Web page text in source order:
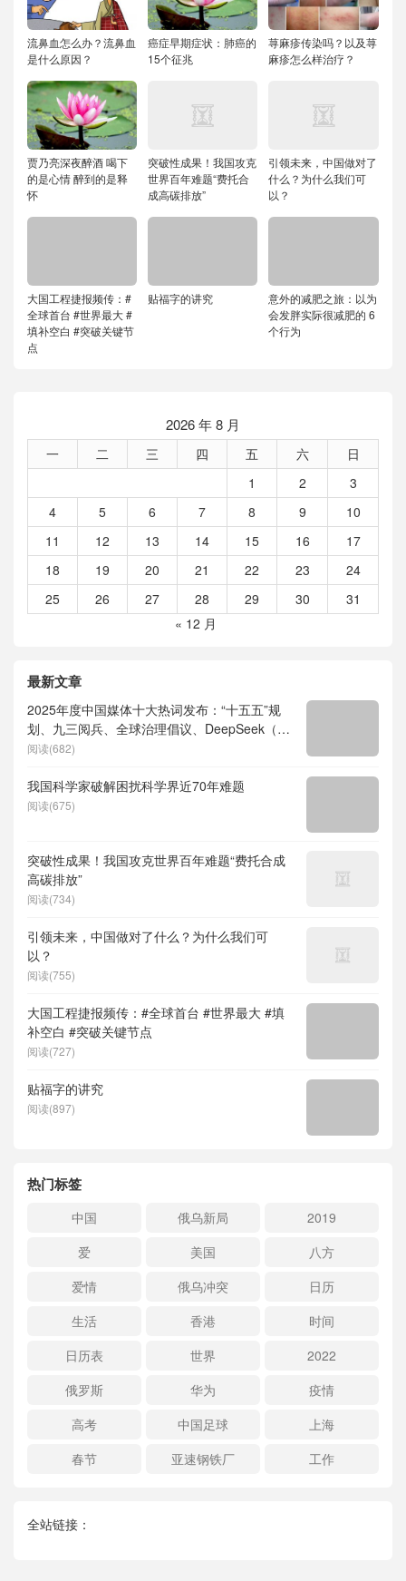
流鼻血怎么办？流鼻血
是什么原因？
癌症早期症状：肺癌的
15个征兆
荨麻疹传染吗？以及荨
麻疹怎么样治疗？
贾乃亮深夜醉酒 喝下
的是心情 醉到的是释
怀
突破性成果！我国攻克
世界百年难题“费托合
成高碳排放”
引领未来，中国做对了
什么？为什么我们可
以？
大国工程捷报频传：#
全球首台 #世界最大 #
填补空白 #突破关键节
点
贴福字的讲究
意外的减肥之旅：以为
会发胖实际很减肥的 6
个行为
2026 年 8 月
一 二 三 四 五 六
日
1
2
3
4
5 6 7 8 9
10
11
12 13 14 15 16
17
18
19 20 21 22 23
24
25
26 27 28 29 30
31
« 12 月
最新文章
2025年度中国媒体十大热词发布：“十五五”规
划、九三阅兵、全球治理倡议、DeepSeek（深
度求索）、人形机器人、苏超、票根经济、育
阅读(682)
我国科学家破解困扰科学界近70年难题
阅读(675)
突破性成果！我国攻克世界百年难题“费托合成
高碳排放”
阅读(734)
引领未来，中国做对了什么？为什么我们可
以？
阅读(755)
大国工程捷报频传：#全球首台 #世界最大 #填
补空白 #突破关键节点
阅读(727)
贴福字的讲究
阅读(897)
热门标签
中国 俄乌新局
2019
爱
美国
八方
爱情
俄乌冲突
日历
生活
香港
时间
日历表
世界
2022
俄罗斯
华为
疫情
高考
中国足球
上海
春节
亚速钢铁厂 工作
全站链接：